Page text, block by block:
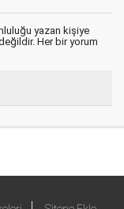
yazan kişiye
Her bir yorum